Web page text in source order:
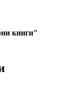
книги"